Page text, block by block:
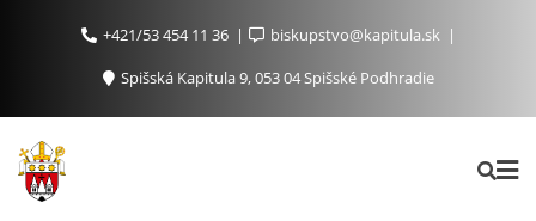
+421/53 454 11 36
biskupstvo@kapitula.sk
Spišská Kapitula 9, 053 04 Spišské Podhradie